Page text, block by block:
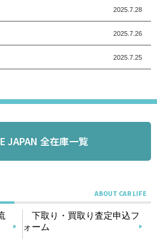
2025.7.28
2025.7.26
2025.7.25
JAPAN 全在庫一覧
下取り・買取り査定申込フ
ォーム